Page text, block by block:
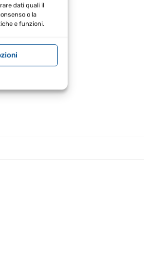
dati quali il
o la
e funzioni.